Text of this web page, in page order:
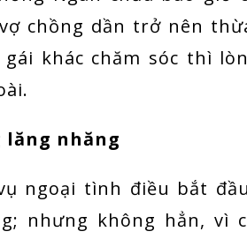
chồng dần trở nên
khác chăm sóc thì
lăng nhăng
ngoại tình điều bắt
nhưng không hẳn, vì